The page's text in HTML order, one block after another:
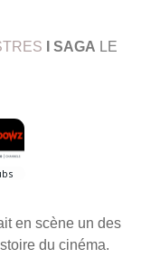
SAGA LE
en scène un des
du cinéma.